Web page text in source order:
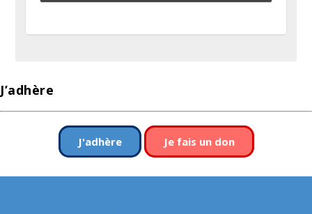
J’adhère
J'adhère Je fais un don